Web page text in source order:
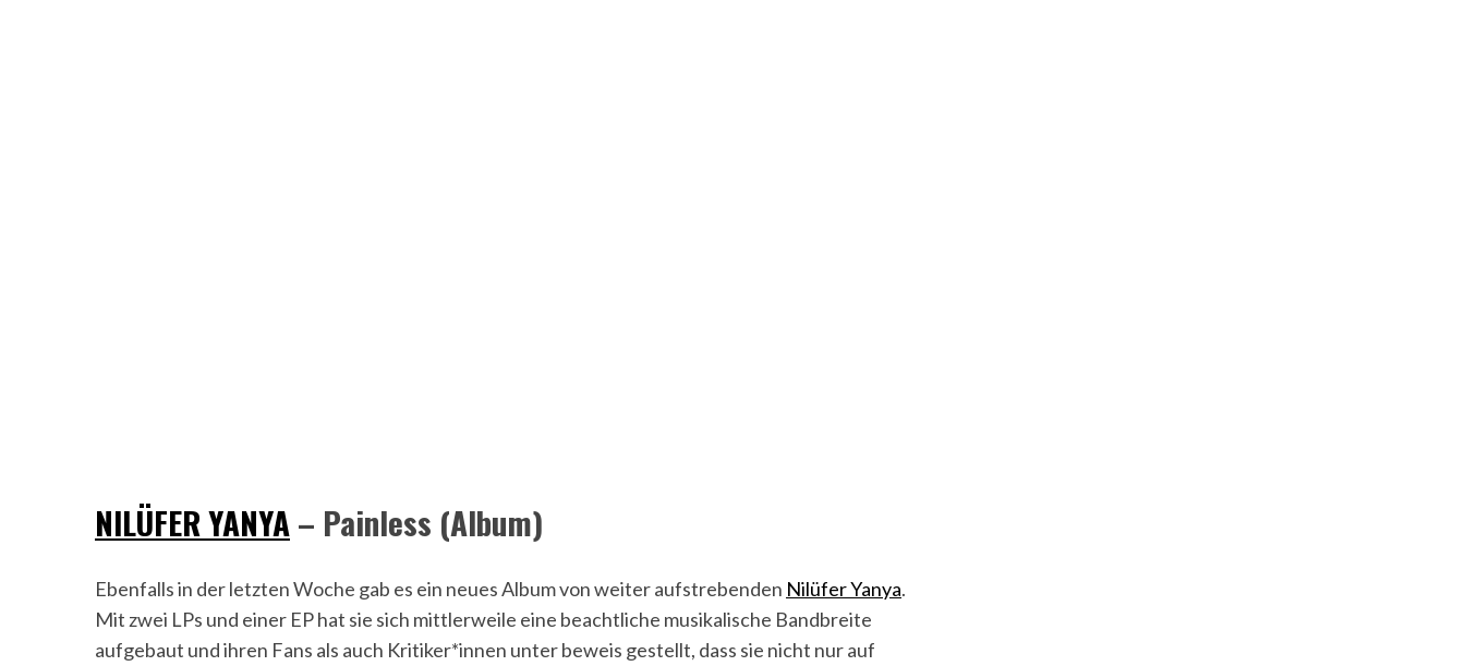
NILÜFER YANYA– Painless (Album)
Ebenfalls in der letzten Woche gab es ein neues Album von weiter aufstrebenden Nilüfer Yanya.
Mit zwei LPs und einer EP hat sie sich mittlerweile eine beachtliche musikalische Bandbreite
aufgebaut und ihren Fans als auch Kritiker*innen unter beweis gestellt, dass sie nicht nur auf